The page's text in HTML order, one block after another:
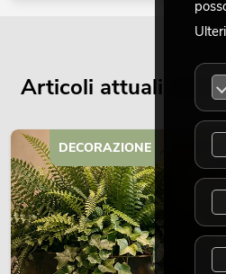
Articoli attuali del
DECORAZIONE